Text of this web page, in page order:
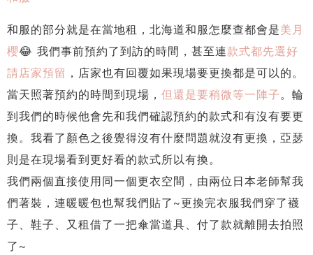
和服的部分就是在當地租，北海道和服怎麼查都會是美月
櫻😂 我們事前預約了到訪的時間，甚至連款式都先選好
請店家預留 ，店家也有回覆如果現場要更換都是可以的。
當天照著預約的時間到現場， 但還是要稍微等一陣子。輪
到我們的時候他會先和我們確認預約的款式和有沒有要更
換。我看了顏色之後覺得沒有什麼問題就沒有更換，亞瑟
則是在現場看到更好看的款式所以有換。
我們兩個直接使用同一個更衣空間，由兩位日本老師幫我
們著裝，連暖暖包也幫我們貼了~更換完衣服我們穿了襪
子、鞋子、又租借了一把傘當道具、付了款就離開去拍照
了~